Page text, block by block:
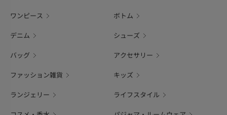
ワンピース ボトム
デニム シューズ
バッグ アクセサリー
ファッション雑貨 キッズ
ランジェリー ライフスタイル